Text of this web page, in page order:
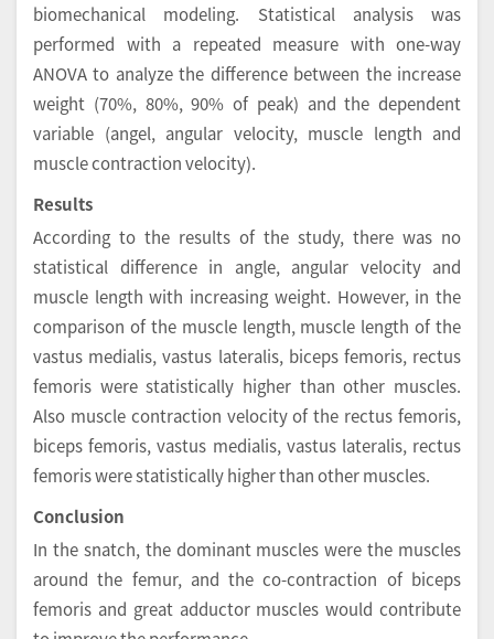
biomechanical modeling. Statistical analysis was
performed with a repeated measure with one-way
ANOVA to analyze the difference between the increase
weight (70%, 80%, 90% of peak) and the dependent
variable (angel, angular velocity, muscle length and
muscle contraction velocity).
Results
According to the results of the study, there was no
statistical difference in angle, angular velocity and
muscle length with increasing weight. However, in the
comparison of the muscle length, muscle length of the
vastus medialis, vastus lateralis, biceps femoris, rectus
femoris were statistically higher than other muscles.
Also muscle contraction velocity of the rectus femoris,
biceps femoris, vastus medialis, vastus lateralis, rectus
femoris were statistically higher than other muscles.
Conclusion
In the snatch, the dominant muscles were the muscles
around the femur, and the co-contraction of biceps
femoris and great adductor muscles would contribute